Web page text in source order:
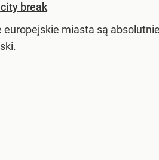
break
europejskie miasta są